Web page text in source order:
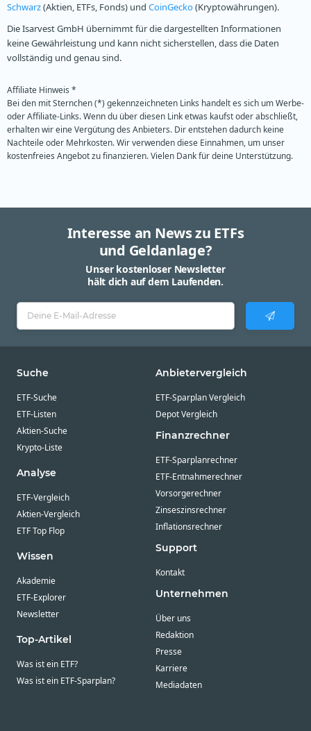
Schwarz(Aktien, ETFs, Fonds) und CoinGecko(Kryptowährungen).
Die Isarvest GmbH übernimmt für die dargestellten Informationen
keine Gewährleistung und kann nicht sicherstellen, dass die Daten
vollständig und genau sind.
Affiliate Hinweis *
Bei den mit Sternchen (*) gekennzeichneten Links handelt es sich um Werbe-
oder Affiliate-Links. Wenn du über diesen Link etwas kaufst oder abschließt,
erhalten wir eine Vergütung des Anbieters. Dir entstehen dadurch keine
Nachteile oder Mehrkosten. Wir verwenden diese Einnahmen, um unser
kostenfreies Angebot zu finanzieren. Vielen Dank für deine Unterstützung.
Interesse an News zu ETFs
und Geldanlage?
Unser kostenloser Newsletter
hält dich auf dem Laufenden.
Suche
ETF-Suche
ETF-Listen
Aktien-Suche
Krypto-Liste
Analyse
ETF-Vergleich
Aktien-Vergleich
ETF Top Flop
Wissen
Akademie
ETF-Explorer
Newsletter
Top-Artikel
Was ist ein ETF?
Was ist ein ETF-Sparplan?
Anbietervergleich
ETF-Sparplan Vergleich
Depot Vergleich
Finanzrechner
ETF-Sparplanrechner
ETF-Entnahmerechner
Vorsorgerechner
Zinseszinsrechner
Inflationsrechner
Support
Kontakt
Unternehmen
Über uns
Redaktion
Presse
Karriere
Mediadaten